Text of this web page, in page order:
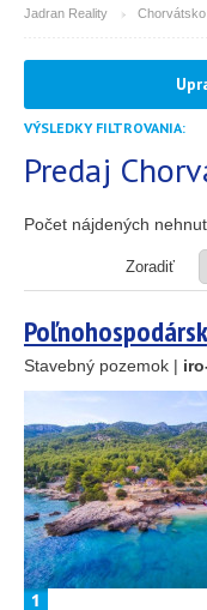
26
46
25
45
Jadran Reality Chorvátsko
MESTO
(môžete vybrať
Apartmán
Dom
Dom s apartmánmi
Investičný projekt
Stavebný
OD MORA DO(m)
OBLASŤ(môžete
Istria
(3)
Kvarner (9)
VÝSLEDKY FILTROVANIA:
Predaj
Počet nájdených
Zoradiť
Stavebný pozemok |